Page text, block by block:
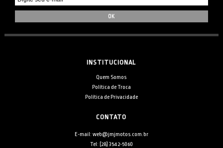
INSTITUCIONAL
Quem Somos
Política de Troca
Política de Privacidade
CONTATO
E-mail: web@jmjmotos.com.br
Tel: [28] 3542-5060